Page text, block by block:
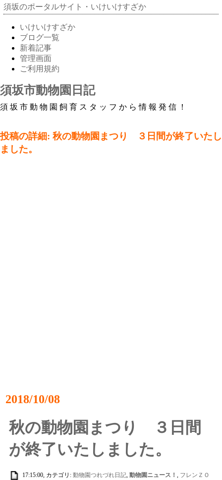
須坂のポータルサイト・いけいけすざか
いけいけすざか
ブログ一覧
新着記事
管理画面
ご利用規約
須坂市動物園日記
須坂市動物園飼育スタッフから情報発信！
投稿の詳細: 秋の動物園まつり ３日間が終了いたし
ました。
2018/10/08
秋の動物園まつり ３日間
が終了いたしました。
17:15:00, カテゴリ:動物園つれづれ日記,動物園ニュース！, フレンＺＯ